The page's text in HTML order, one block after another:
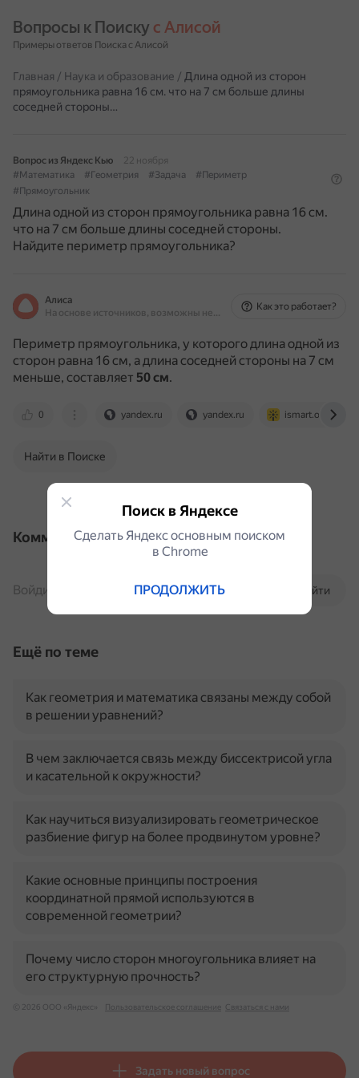
Вопросы к Поиску с Алисой
Примеры ответов Поиска с Алисой
Главная / Наука и образование / Длина одной из сторон
прямоугольника равна 16 см. что на 7 см больше длины
соседней стороны…
Вопрос из Яндекс Кью
22 ноября
#Математика
#Геометрия #Задача
#Периметр
#Прямоугольник
Длина одной из сторон прямоугольника равна 16 см.
что на 7 см больше длины соседней стороны.
Найдите периметр прямоугольника?
Алиса
На основе источников, возможны неточности
Как это работает?
Периметр прямоугольника, у которого длина одной из
сторон равна 16 см, а длина соседней стороны на 7 см
меньше, составляет 50 см.
0 yandex.ru yandex.ru ismart.org
Найти в Поиске
Комментарии
Войти
Войдите, чтобы комментировать
Ещё по теме
Как геометрия и математика связаны между собой
в решении уравнений?
В чем заключается связь между биссектрисой угла
и касательной к окружности?
Как научиться визуализировать геометрическое
разбиение фигур на более продвинутом уровне?
Какие основные принципы построения
координатной прямой используются в
современной геометрии?
Почему число сторон многоугольника влияет на
его структурную прочность?
© 2026 ООО «Яндекс» Пользовательское соглашение Связаться с нами
Задать новый вопрос
Поиск в Яндексе
Сделать Яндекс основным поиском
в Сhrome
ПРОДОЛЖИТЬ